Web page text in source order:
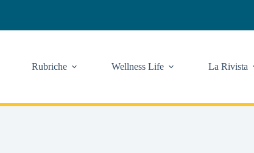
Rubriche Wellness Life La Rivista